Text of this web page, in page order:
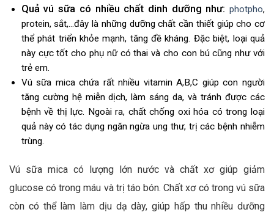
Quả vú sữa có nhiều chất dinh dưỡng như: photpho,
protein, sắt,…đây là những dưỡng chất cần thiết giúp cho cơ
thể phát triển khỏe mạnh, tăng đề kháng. Đặc biệt, loại quả
này cực tốt cho phụ nữ có thai và cho con bú cũng như với
trẻ em.
Vú sữa mica chứa rất nhiều vitamin A,B,C giúp con người
tăng cường hệ miễn dịch, làm sáng da, và tránh được các
bệnh về thị lực. Ngoài ra, chất chống oxi hóa có trong loại
quả này có tác dụng ngăn ngừa ung thư, trị các bệnh nhiễm
trùng.
Vú sữa mica có lượng lớn nước và chất xơ giúp giảm
glucose có trong máu và trị táo bón. Chất xơ có trong vú sữa
còn có thể làm làm dịu dạ dày, giúp hấp thu nhiều dưỡng